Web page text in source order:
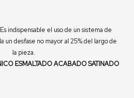
indispensable el uso de un sistema de
un desfase no mayor al 25% del largo de
la pieza.
ESMALTADO ACABADO SATINADO